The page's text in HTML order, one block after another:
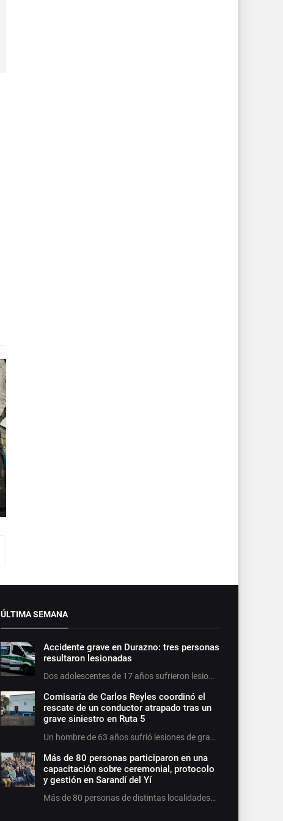
ÚLTIMA SEMANA
Accidente grave en Durazno: tres personas
resultaron lesionadas
Dos adolescentes de 17 años sufrieron lesio…
Comisaría de Carlos Reyles coordinó el
rescate de un conductor atrapado tras un
grave siniestro en Ruta 5
Un hombre de 63 años sufrió lesiones de gra…
Más de 80 personas participaron en una
capacitación sobre ceremonial, protocolo
y gestión en Sarandí del Yí
Más de 80 personas de distintas localidades…